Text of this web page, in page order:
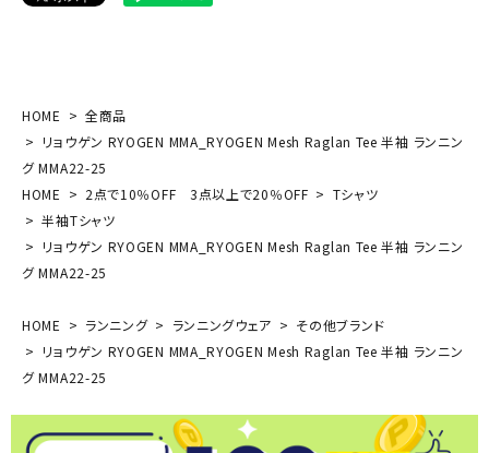
HOME
全商品
リョウゲン RYOGEN MMA_RYOGEN Mesh Raglan Tee 半袖 ランニン
グ MMA22-25
HOME
2点で10％OFF 3点以上で20％OFF
Tシャツ
半袖Tシャツ
リョウゲン RYOGEN MMA_RYOGEN Mesh Raglan Tee 半袖 ランニン
グ MMA22-25
HOME ランニング ランニングウェア
その他ブランド
リョウゲン RYOGEN MMA_RYOGEN Mesh Raglan Tee 半袖 ランニン
グ MMA22-25